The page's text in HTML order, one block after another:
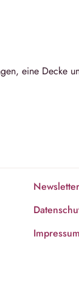
eine Decke
Newsletter
Impressum